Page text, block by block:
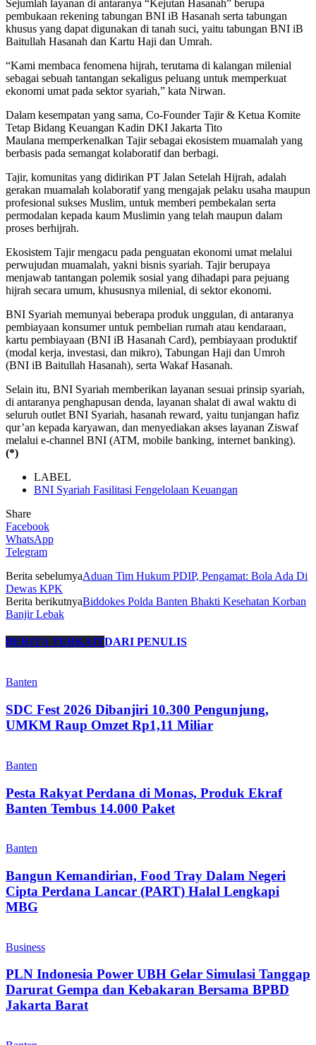
Sejumlah layanan di antaranya “Kejutan Hasanah” berupa
pembukaan rekening tabungan BNI iB Hasanah serta tabungan
khusus yang dapat digunakan di tanah suci, yaitu tabungan BNI iB
Baitullah Hasanah dan Kartu Haji dan Umrah.
“Kami membaca fenomena hijrah, terutama di kalangan milenial
sebagai sebuah tantangan sekaligus peluang untuk memperkuat
ekonomi umat pada sektor syariah,” kata Nirwan.
Dalam kesempatan yang sama, Co-Founder Tajir & Ketua Komite
Tetap Bidang Keuangan Kadin DKI Jakarta Tito
Maulana memperkenalkan Tajir sebagai ekosistem muamalah yang
berbasis pada semangat kolaboratif dan berbagi.
Tajir, komunitas yang didirikan PT Jalan Setelah Hijrah, adalah
gerakan muamalah kolaboratif yang mengajak pelaku usaha maupun
profesional sukses Muslim, untuk memberi pembekalan serta
permodalan kepada kaum Muslimin yang telah maupun dalam
proses berhijrah.
Ekosistem Tajir mengacu pada penguatan ekonomi umat melalui
perwujudan muamalah, yakni bisnis syariah. Tajir berupaya
menjawab tantangan polemik sosial yang dihadapi para pejuang
hijrah secara umum, khususnya milenial, di sektor ekonomi.
BNI Syariah memunyai beberapa produk unggulan, di antaranya
pembiayaan konsumer untuk pembelian rumah atau kendaraan,
kartu pembiayaan (BNI iB Hasanah Card), pembiayaan produktif
(modal kerja, investasi, dan mikro), Tabungan Haji dan Umroh
(BNI iB Baitullah Hasanah), serta Wakaf Hasanah.
Selain itu, BNI Syariah memberikan layanan sesuai prinsip syariah,
di antaranya penghapusan denda, layanan shalat di awal waktu di
seluruh outlet BNI Syariah, hasanah reward, yaitu tunjangan hafiz
qur’an kepada karyawan, dan menyediakan akses layanan Ziswaf
melalui e-channel BNI (ATM, mobile banking, internet banking).
(*)
LABEL
BNI Syariah Fasilitasi Fengelolaan Keuangan
Share
Facebook
WhatsApp
Telegram
Berita sebelumyaAduan Tim Hukum PDIP, Pengamat: Bola Ada Di
Dewas KPK
Berita berikutnyaBiddokes Polda Banten Bhakti Kesehatan Korban
Banjir Lebak
BERITA TERKAITDARI PENULIS
Banten
SDC Fest 2026 Dibanjiri 10.300 Pengunjung,
UMKM Raup Omzet Rp1,11 Miliar
Banten
Pesta Rakyat Perdana di Monas, Produk Ekraf
Banten Tembus 14.000 Paket
Banten
Bangun Kemandirian, Food Tray Dalam Negeri
Cipta Perdana Lancar (PART) Halal Lengkapi
MBG
Business
PLN Indonesia Power UBH Gelar Simulasi Tanggap
Darurat Gempa dan Kebakaran Bersama BPBD
Jakarta Barat